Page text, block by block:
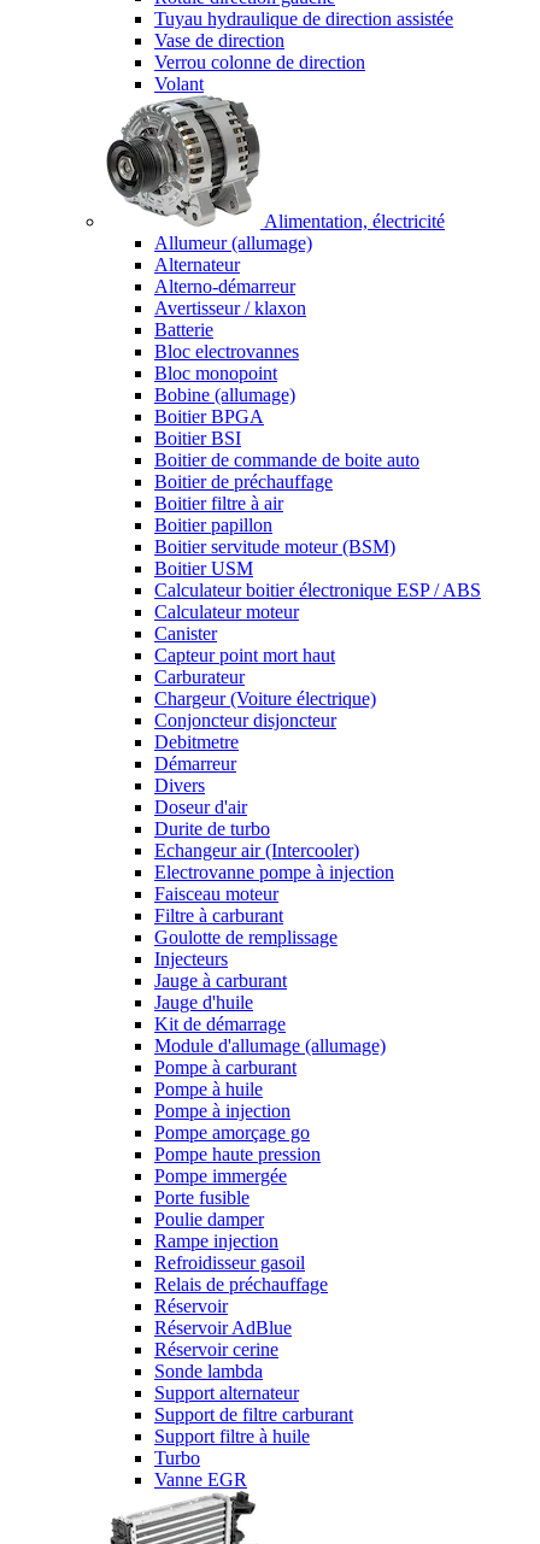
Tuyau hydraulique de direction assistée
Vase de direction
Verrou colonne de direction
Volant
Alimentation, électricité
Allumeur (allumage)
Alternateur
Alterno-démarreur
Avertisseur / klaxon
Batterie
Bloc electrovannes
Bloc monopoint
Bobine (allumage)
Boitier BPGA
Boitier BSI
Boitier de commande de boite auto
Boitier de préchauffage
Boitier filtre à air
Boitier papillon
Boitier servitude moteur (BSM)
Boitier USM
Calculateur boitier électronique ESP / ABS
Calculateur moteur
Canister
Capteur point mort haut
Carburateur
Chargeur (Voiture électrique)
Conjoncteur disjoncteur
Debitmetre
Démarreur
Divers
Doseur d'air
Durite de turbo
Echangeur air (Intercooler)
Electrovanne pompe à injection
Faisceau moteur
Filtre à carburant
Goulotte de remplissage
Injecteurs
Jauge à carburant
Jauge d'huile
Kit de démarrage
Module d'allumage (allumage)
Pompe à carburant
Pompe à huile
Pompe à injection
Pompe amorçage go
Pompe haute pression
Pompe immergée
Porte fusible
Poulie damper
Rampe injection
Refroidisseur gasoil
Relais de préchauffage
Réservoir
Réservoir AdBlue
Réservoir cerine
Sonde lambda
Support alternateur
Support de filtre carburant
Support filtre à huile
Turbo
Vanne EGR